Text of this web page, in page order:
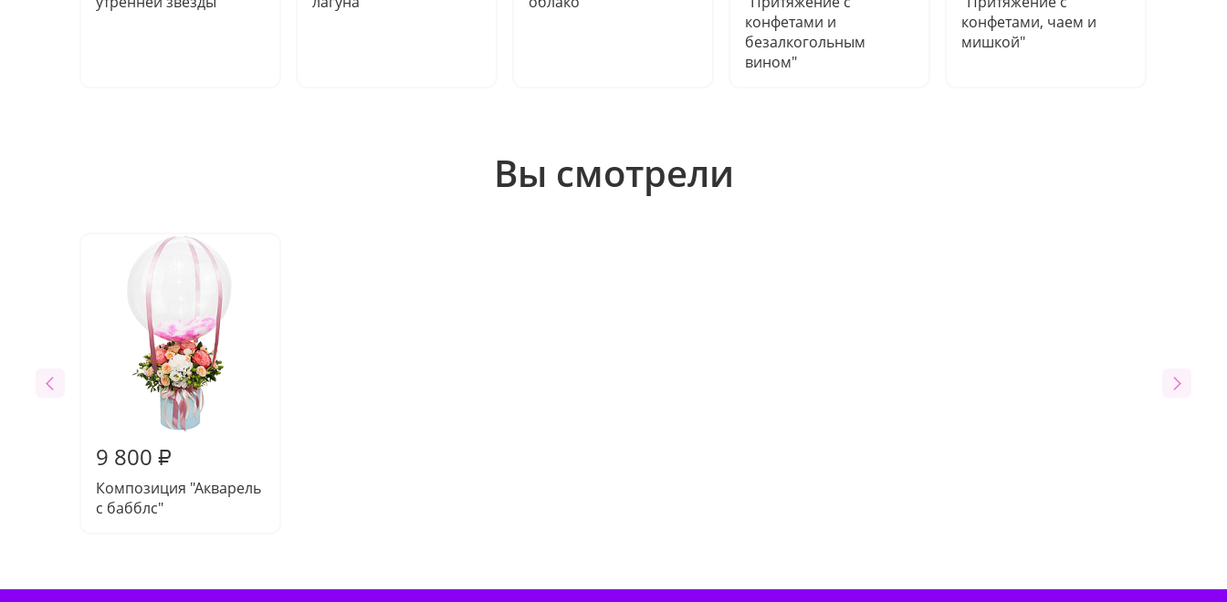
конфетами и
безалкогольным
вином"
конфетами, чаем и
мишкой"
Вы смотрели
9 800 ₽
Композиция "Акварель
с бабблс"